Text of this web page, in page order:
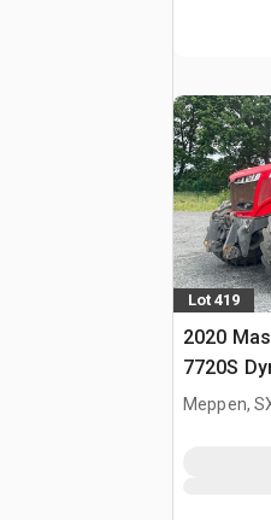
Lot 419
2020
7720S
Agrícola
Meppen,